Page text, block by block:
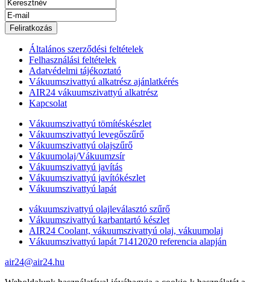
Általános szerződési feltételek
Felhasználási feltételek
Adatvédelmi tájékoztató
Vákuumszivattyú alkatrész ajánlatkérés
AIR24 vákuumszivattyú alkatrész
Kapcsolat
Vákuumszivattyú tömítéskészlet
Vákuumszivattyú levegőszűrő
Vákuumszivattyú olajszűrő
Vákuumolaj/Vákuumzsír
Vákuumszivattyú javítás
Vákuumszivattyú javítókészlet
Vákuumszivattyú lapát
vákuumszivattyú olajleválasztó szűrő
Vákuumszivattyú karbantartó készlet
AIR24 Coolant, vákuumszivattyú olaj, vákuumolaj
Vákuumszivattyú lapát 71412020 referencia alapján
air24@air24.hu